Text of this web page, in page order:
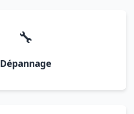
🔧
Dépannage